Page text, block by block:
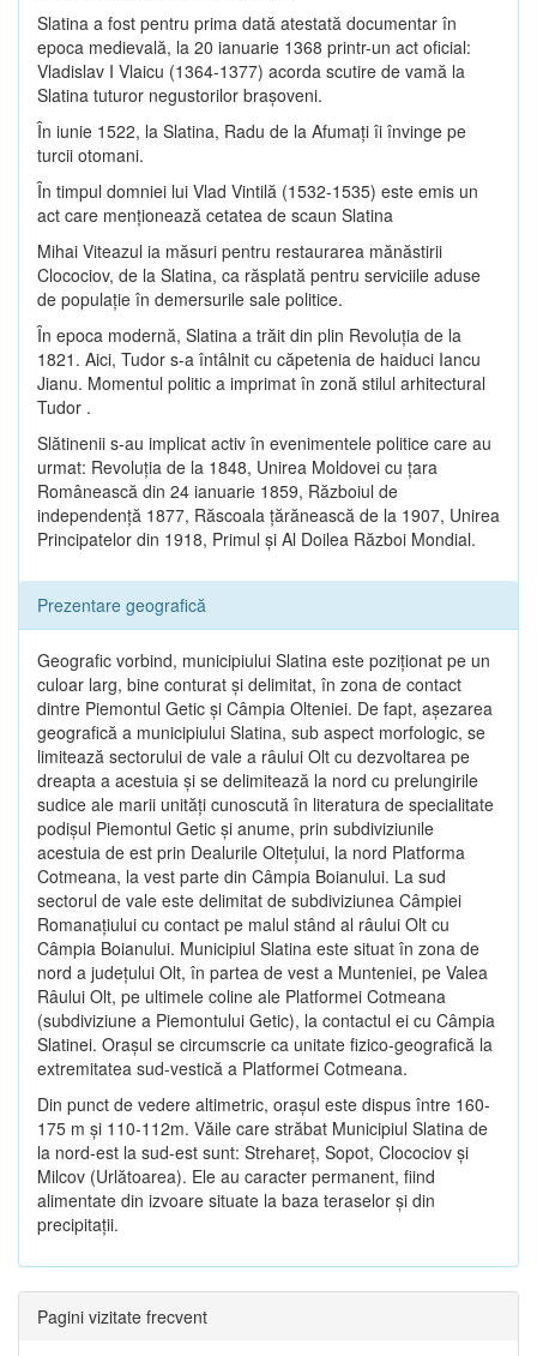
Slatina a fost pentru prima dată atestată documentar în
epoca medievală, la 20 ianuarie 1368 printr-un act oficial:
Vladislav I Vlaicu (1364-1377) acorda scutire de vamă la
Slatina tuturor negustorilor braşoveni.
În iunie 1522, la Slatina, Radu de la Afumaţi îi învinge pe
turcii otomani.
În timpul domniei lui Vlad Vintilă (1532-1535) este emis un
act care menţionează cetatea de scaun Slatina
Mihai Viteazul ia măsuri pentru restaurarea mănăstirii
Clocociov, de la Slatina, ca răsplată pentru serviciile aduse
de populaţie în demersurile sale politice.
În epoca modernă, Slatina a trăit din plin Revoluţia de la
1821. Aici, Tudor s-a întâlnit cu căpetenia de haiduci Iancu
Jianu. Momentul politic a imprimat în zonă stilul arhitectural
Tudor .
Slătinenii s-au implicat activ în evenimentele politice care au
urmat: Revoluţia de la 1848, Unirea Moldovei cu ţara
Românească din 24 ianuarie 1859, Războiul de
independenţă 1877, Răscoala ţărănească de la 1907, Unirea
Principatelor din 1918, Primul şi Al Doilea Război Mondial.
Prezentare geografică
Geografic vorbind, municipiului Slatina este poziţionat pe un
culoar larg, bine conturat şi delimitat, în zona de contact
dintre Piemontul Getic şi Câmpia Olteniei. De fapt, aşezarea
geografică a municipiului Slatina, sub aspect morfologic, se
limitează sectorului de vale a râului Olt cu dezvoltarea pe
dreapta a acestuia şi se delimitează la nord cu prelungirile
sudice ale marii unităţi cunoscută în literatura de specialitate
podişul Piemontul Getic şi anume, prin subdiviziunile
acestuia de est prin Dealurile Olteţului, la nord Platforma
Cotmeana, la vest parte din Câmpia Boianului. La sud
sectorul de vale este delimitat de subdiviziunea Câmpiei
Romanaţiului cu contact pe malul stând al râului Olt cu
Câmpia Boianului. Municipiul Slatina este situat în zona de
nord a judeţului Olt, în partea de vest a Munteniei, pe Valea
Râului Olt, pe ultimele coline ale Platformei Cotmeana
(subdiviziune a Piemontului Getic), la contactul ei cu Câmpia
Slatinei. Oraşul se circumscrie ca unitate fizico-geografică la
extremitatea sud-vestică a Platformei Cotmeana.
Din punct de vedere altimetric, oraşul este dispus între 160-
175 m şi 110-112m. Văile care străbat Municipiul Slatina de
la nord-est la sud-est sunt: Strehareţ, Sopot, Clocociov şi
Milcov (Urlătoarea). Ele au caracter permanent, fiind
alimentate din izvoare situate la baza teraselor şi din
precipitaţii.
Pagini vizitate frecvent